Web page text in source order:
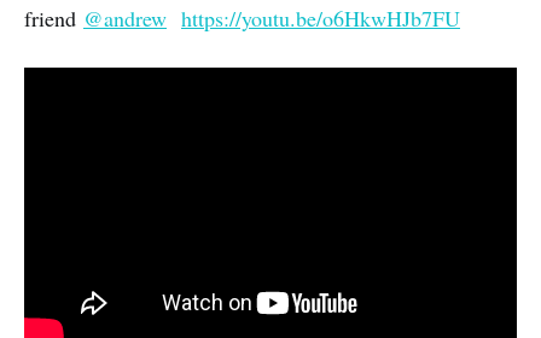
friend @andrew https://youtu.be/o6HkwHJb7FU